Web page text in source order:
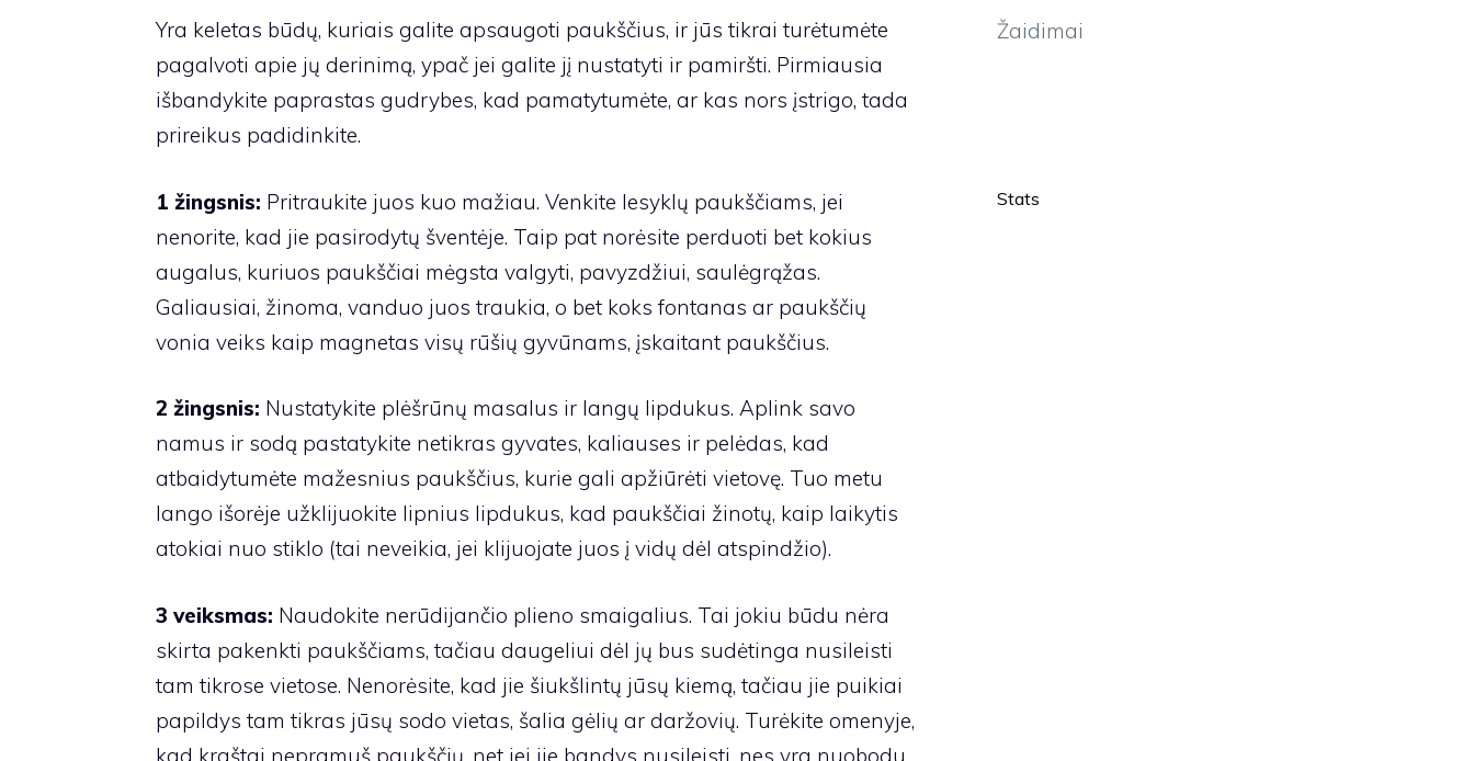
Yra keletas būdų, kuriais galite apsaugoti paukščius, ir jūs tikrai turėtumėte
pagalvoti apie jų derinimą, ypač jei galite jį nustatyti ir pamiršti. Pirmiausia
išbandykite paprastas gudrybes, kad pamatytumėte, ar kas nors įstrigo, tada
prireikus padidinkite.
1 žingsnis: Pritraukite juos kuo mažiau. Venkite lesyklų paukščiams, jei
nenorite, kad jie pasirodytų šventėje. Taip pat norėsite perduoti bet kokius
augalus, kuriuos paukščiai mėgsta valgyti, pavyzdžiui, saulėgrąžas.
Galiausiai, žinoma, vanduo juos traukia, o bet koks fontanas ar paukščių
vonia veiks kaip magnetas visų rūšių gyvūnams, įskaitant paukščius.
2 žingsnis: Nustatykite plėšrūnų masalus ir langų lipdukus. Aplink savo
namus ir sodą pastatykite netikras gyvates, kaliauses ir pelėdas, kad
atbaidytumėte mažesnius paukščius, kurie gali apžiūrėti vietovę. Tuo metu
lango išorėje užklijuokite lipnius lipdukus, kad paukščiai žinotų, kaip laikytis
atokiai nuo stiklo (tai neveikia, jei klijuojate juos į vidų dėl atspindžio).
3 veiksmas: Naudokite nerūdijančio plieno smaigalius. Tai jokiu būdu nėra
skirta pakenkti paukščiams, tačiau daugeliui dėl jų bus sudėtinga nusileisti
tam tikrose vietose. Nenorėsite, kad jie šiukšlintų jūsų kiemą, tačiau jie puikiai
papildys tam tikras jūsų sodo vietas, šalia gėlių ar daržovių. Turėkite omenyje,
kad kraštai nepramuš paukščių, net jei jie bandys nusileisti, nes yra nuobodu.
Žaidimai
Stats